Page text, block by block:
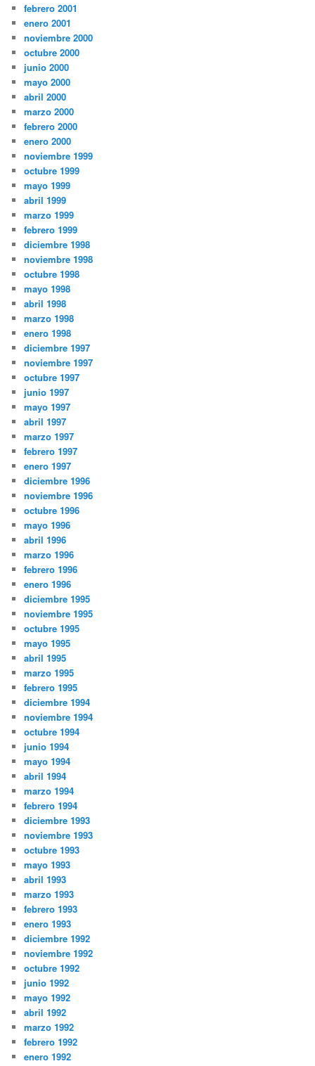
febrero 2001
enero 2001
noviembre 2000
octubre 2000
junio 2000
mayo 2000
abril 2000
marzo 2000
febrero 2000
enero 2000
noviembre 1999
octubre 1999
mayo 1999
abril 1999
marzo 1999
febrero 1999
diciembre 1998
noviembre 1998
octubre 1998
mayo 1998
abril 1998
marzo 1998
enero 1998
diciembre 1997
noviembre 1997
octubre 1997
junio 1997
mayo 1997
abril 1997
marzo 1997
febrero 1997
enero 1997
diciembre 1996
noviembre 1996
octubre 1996
mayo 1996
abril 1996
marzo 1996
febrero 1996
enero 1996
diciembre 1995
noviembre 1995
octubre 1995
mayo 1995
abril 1995
marzo 1995
febrero 1995
diciembre 1994
noviembre 1994
octubre 1994
junio 1994
mayo 1994
abril 1994
marzo 1994
febrero 1994
diciembre 1993
noviembre 1993
octubre 1993
mayo 1993
abril 1993
marzo 1993
febrero 1993
enero 1993
diciembre 1992
noviembre 1992
octubre 1992
junio 1992
mayo 1992
abril 1992
marzo 1992
febrero 1992
enero 1992